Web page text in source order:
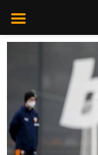
Saltar
contenido